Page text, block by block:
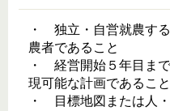
・ 独立・自営就農す
農者であること
・ 経営開始５年目ま
現可能な計画であること
・ 目標地図または人